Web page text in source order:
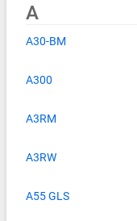
A
A30-BM
A300
A3RM
A3RW
A55 GLS